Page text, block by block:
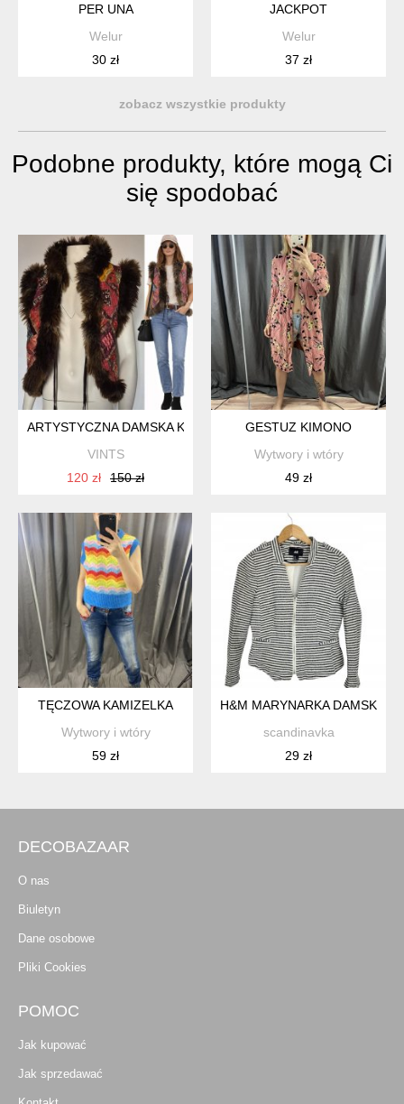
PER UNA
Welur
30 zł
JACKPOT
Welur
37 zł
zobacz wszystkie produkty
Podobne produkty, które mogą Ci
się spodobać
ARTYSTYCZNA DAMSKA KAMIZELKA FUTRZANA
VINTS
120 zł
150 zł
GESTUZ KIMONO
Wytwory i wtóry
49 zł
TĘCZOWA KAMIZELKA
Wytwory i wtóry
59 zł
H&M MARYNARKA DAMSKA
scandinavka
29 zł
DECOBAZAAR
O nas
Biuletyn
Dane osobowe
Pliki Cookies
POMOC
Jak kupować
Jak sprzedawać